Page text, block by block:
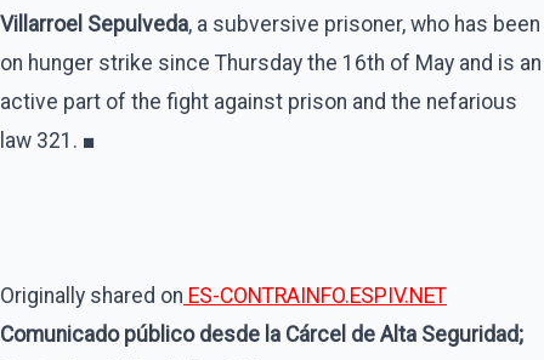
Villarroel Sepulveda, a subversive prisoner, who has been
on hunger strike since Thursday the 16th of May and is an
active part of the fight against prison and the nefarious
law 321. ■
Originally shared on ES-CONTRAINFO.ESPIV.NET
Comunicado público desde la Cárcel de Alta Seguridad;